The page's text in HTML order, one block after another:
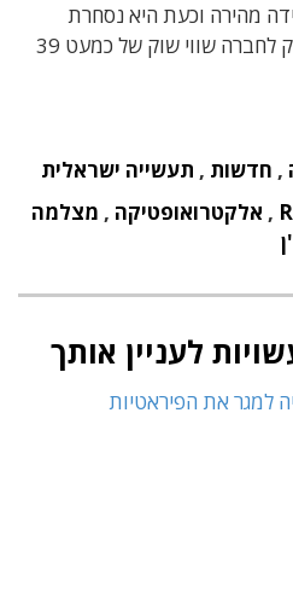
מהירה וכעת היא נסחרת
במחיר של כ-13 דולר, המעניק לחברה שווי שוק של כמעט 39
, חדשות , תעשייה ישראלית
, אלקטרואופטיקה , מצלמה
לעניין אותך